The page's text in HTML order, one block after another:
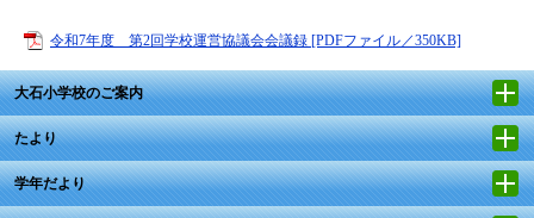
令和7年度 第2回学校運営協議会会議録 [PDFファイル／350KB]
大石小学校のご案内
たより
学年だより